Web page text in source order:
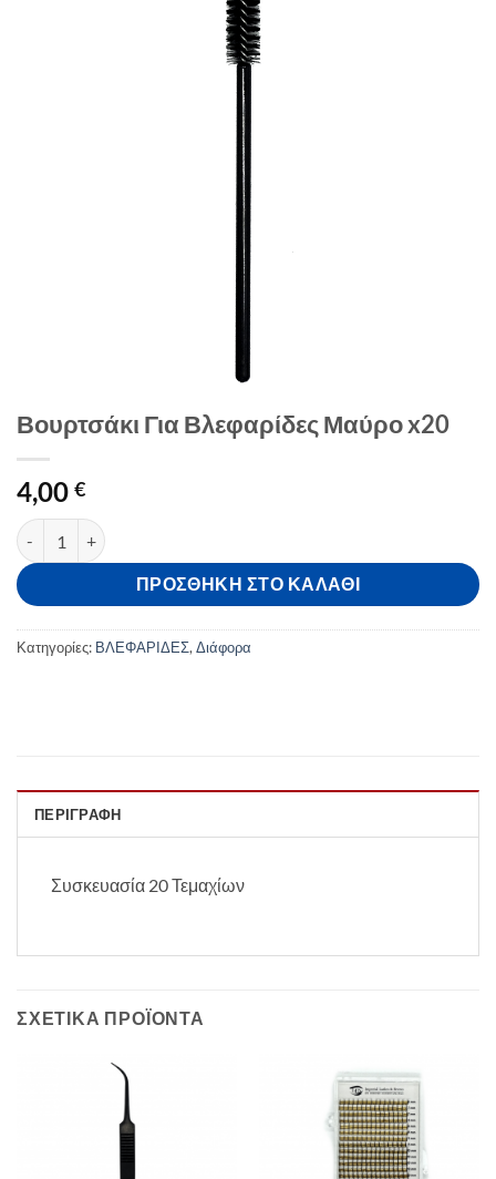
Βουρτσάκι Για Βλεφαρίδες Μαύρο x20
4,00 €
Βουρτσάκι Για Βλεφαρίδες Μαύρο x20 ποσότητα
ΠΡΟΣΘΉΚΗ ΣΤΟ ΚΑΛΆΘΙ
Κατηγορίες: ΒΛΕΦΑΡΙΔΕΣ, Διάφορα
ΠΕΡΙΓΡΑΦΉ
Συσκευασία 20 Τεμαχίων
ΣΧΕΤΙΚΆ ΠΡΟΪΌΝΤΑ